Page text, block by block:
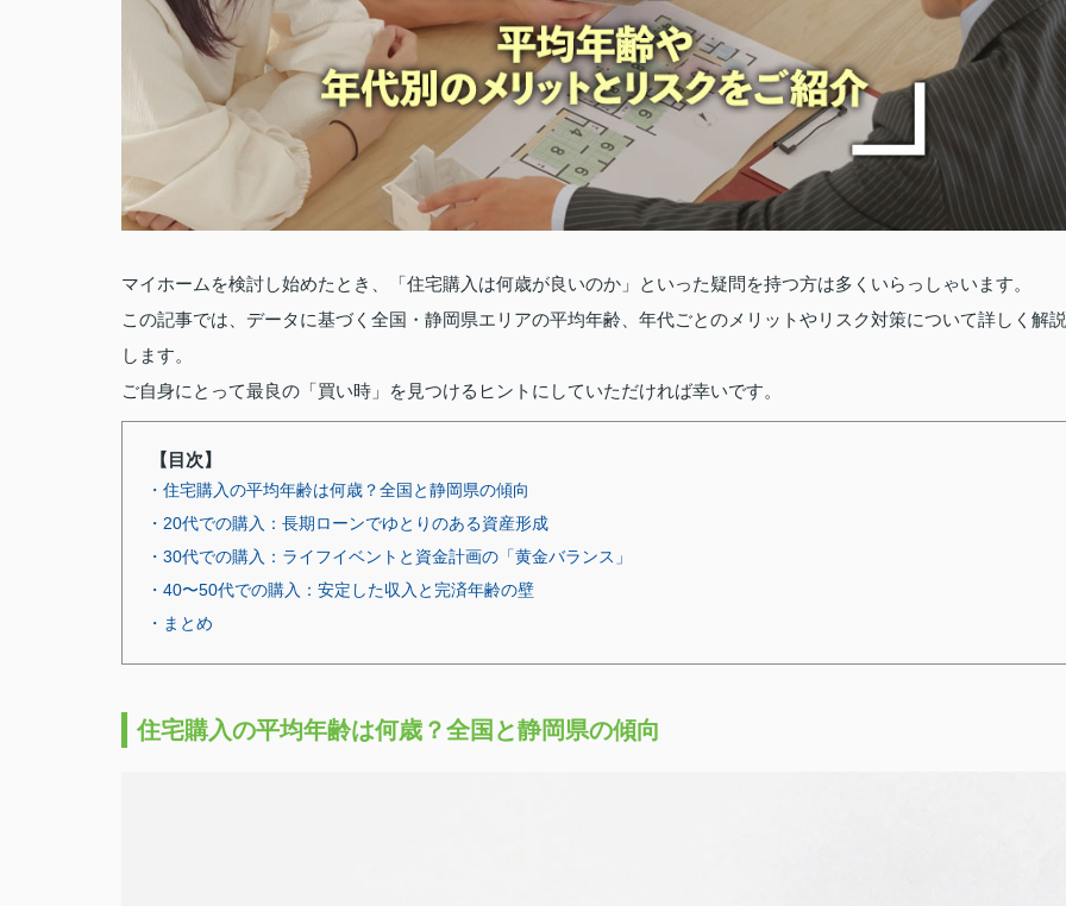
マイホームを検討し始めたとき、「住宅購入は何歳が良いのか」といった疑問を持つ方は多くいらっしゃいます。
この記事では、データに基づく全国・静岡県エリアの平均年齢、年代ごとのメリットやリスク対策について詳しく解説
します。
ご自身にとって最良の「買い時」を見つけるヒントにしていただければ幸いです。
【目次】
・住宅購入の平均年齢は何歳？全国と静岡県の傾向
・20代での購入：長期ローンでゆとりのある資産形成
・30代での購入：ライフイベントと資金計画の「黄金バランス」
・40〜50代での購入：安定した収入と完済年齢の壁
・まとめ
住宅購入の平均年齢は何歳？全国と静岡県の傾向